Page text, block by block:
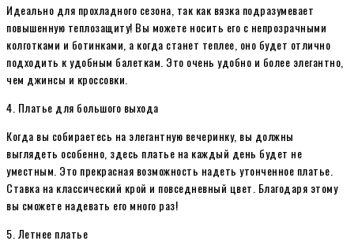
Идеально для прохладного сезона, так как вязка подразумевает
повышенную теплозащиту! Вы можете носить его с непрозрачными
колготками и ботинками, а когда станет теплее, оно будет отлично
подходить к удобным балеткам. Это очень удобно и более элегантно,
чем джинсы и кроссовки.
4. Платье для большого выхода
Когда вы собираетесь на элегантную вечеринку, вы должны
выглядеть особенно, здесь платье на каждый день будет не
уместным. Это прекрасная возможность надеть утонченное платье.
Ставка на классический крой и повседневный цвет. Благодаря этому
вы сможете надевать его много раз!
5. Летнее платье